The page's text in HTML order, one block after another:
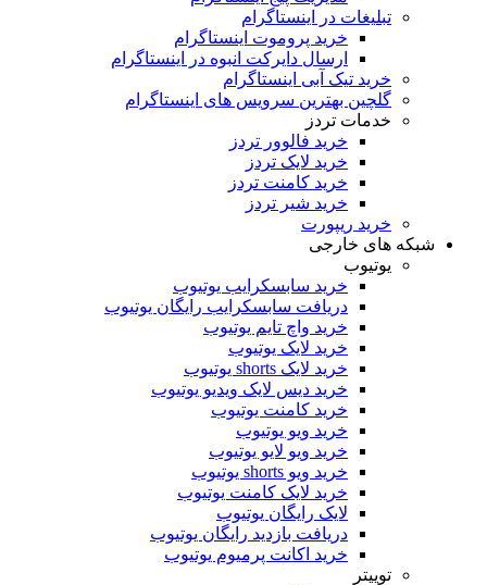
تبلیغات در اینستاگرام
خرید پروموت اینستاگرام
ارسال دایرکت انبوه در اینستاگرام
خرید تیک آبی اینستاگرام
گلچین بهترین سرویس های اینستاگرام
خدمات تردز
خرید فالوور تردز
خرید لایک تردز
خرید کامنت تردز
خرید شیر تردز
خرید ریپورت
شبکه های خارجی
یوتیوب
خرید سابسکرایب یوتیوب
دریافت سابسکرایب رایگان یوتیوب
خرید واچ تایم یوتیوب
خرید لایک یوتیوب
خرید لایک shorts یوتیوب
خرید دیس لایک ویدیو یوتیوب
خرید کامنت یوتیوب
خرید ویو یوتیوب
خرید ویو لایو یوتیوب
خرید ویو shorts یوتیوب
خرید لایک کامنت یوتیوب
لایک رایگان یوتیوب
دریافت بازدید رایگان یوتیوب
خرید اکانت پرمیوم یوتیوب
توییتر